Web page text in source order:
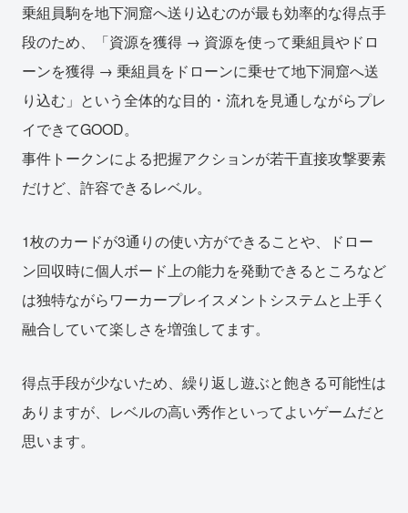
乗組員駒を地下洞窟へ送り込むのが最も効率的な得点手
段のため、「資源を獲得 → 資源を使って乗組員やドロ
ーンを獲得 → 乗組員をドローンに乗せて地下洞窟へ送
り込む」という全体的な目的・流れを見通しながらプレ
イできてGOOD。
事件トークンによる把握アクションが若干直接攻撃要素
だけど、許容できるレベル。
1枚のカードが3通りの使い方ができることや、ドロー
ン回収時に個人ボード上の能力を発動できるところなど
は独特ながらワーカープレイスメントシステムと上手く
融合していて楽しさを増強してます。
得点手段が少ないため、繰り返し遊ぶと飽きる可能性は
ありますが、レベルの高い秀作といってよいゲームだと
思います。